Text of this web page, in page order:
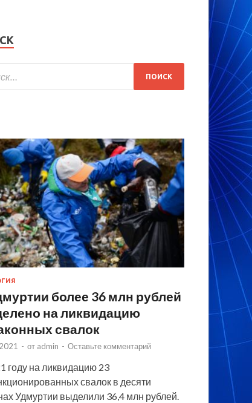
более 36 млн рублей
на ликвидацию
свалок
- от admin - Оставьте комментарий
году на ликвидацию 23
свалок в десяти
Удмуртии выделили 36,4 млн рублей.